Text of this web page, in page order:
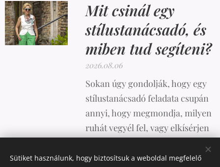
Mit csinál egy
stílustanácsadó, és
miben tud segíteni?
2026.08.06
Sokan úgy gondolják, hogy egy
stílustanácsadó feladata csupán
annyi, hogy megmondja, milyen
ruhát vegyél fel, vagy elkísérjen
ennél sokkal összetettebb.
Sütiket használunk, hogy biztosítsuk a weboldal megfelelő